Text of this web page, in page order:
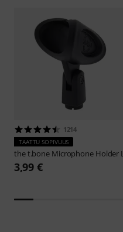
1214
TAATTU SOPIVUUS
the t.bone Microphone Holder L
3,99 €